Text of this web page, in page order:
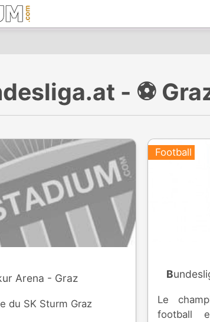
- ⚽️
Arena - Graz
du SK Sturm Graz
Football
Le
football